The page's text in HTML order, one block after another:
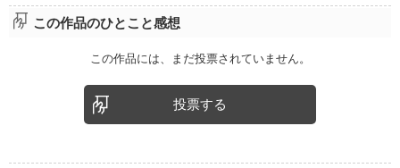
この作品のひとこと感想
この作品には、まだ投票されていません。
投票する